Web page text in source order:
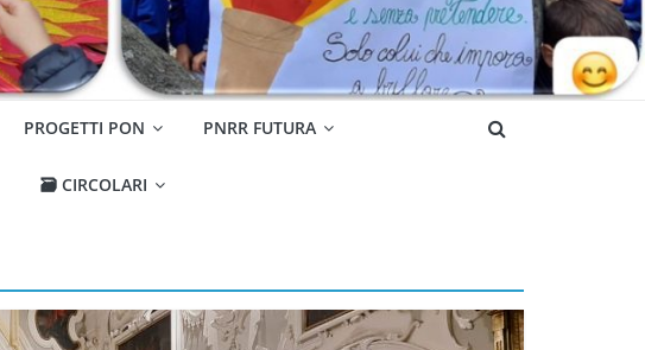
PROGETTI PON PNRR FUTURA
🗃️ CIRCOLARI